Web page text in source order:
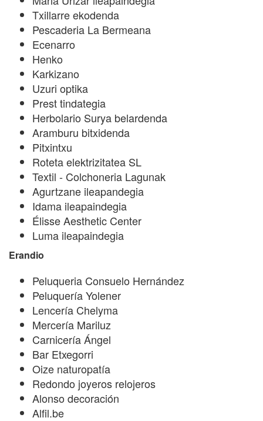
Txillarre ekodenda
Pescaderia La Bermeana
Ecenarro
Henko
Karkizano
Uzuri optika
Prest tindategia
Herbolario Surya belardenda
Aramburu bitxidenda
Pitxintxu
Roteta elektrizitatea SL
Textil - Colchoneria Lagunak
Agurtzane ileapandegia
Idama ileapaindegia
Élisse Aesthetic Center
Luma ileapaindegia
Erandio
Peluqueria Consuelo Hernández
Peluquería Yolener
Lencería Chelyma
Mercería Mariluz
Carnicería Ángel
Bar Etxegorri
Oize naturopatía
Redondo joyeros relojeros
Alonso decoración
Alfil.be